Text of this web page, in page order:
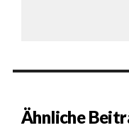
Ähnliche